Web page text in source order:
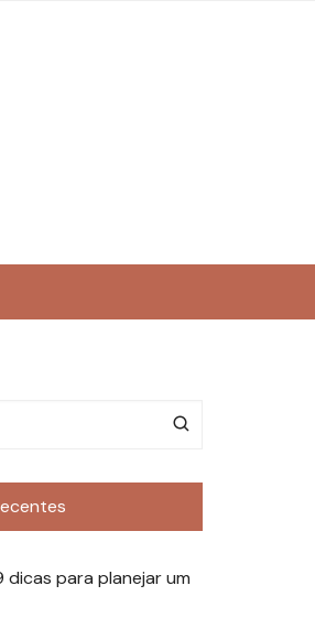
dicas para planejar um